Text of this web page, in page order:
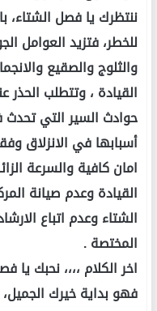
ننتظرك يا فصل الشتاء،
للخطر، فتزيد العوامل
والثلوج والصقيع
القيادة ، وتتطلب الحذر
حوادث السير التي
أسبابها في الانزلاق
امان كافية والسرعة
القيادة وعدم صيانة
الشتاء وعدم اتباع
المختصة .
اخر الكلام ،،،، نحبك
فهو بداية خيرك